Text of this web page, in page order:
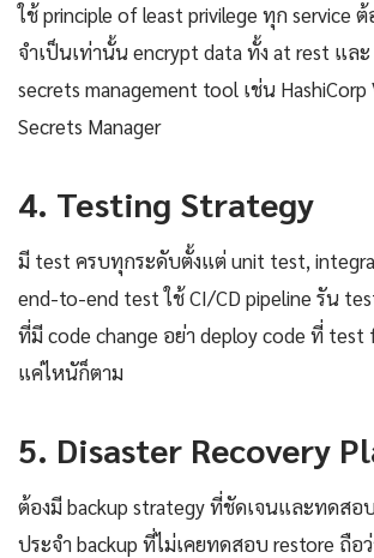
ใช้ principle of least privilege ทุก service
จำเป็นเท่านั้น encrypt data ทั้ง at rest แล
secrets management tool เช่น HashiCorp
Secrets Manager
4. Testing Strategy
มี test ครบทุกระดับตั้งแต่ unit test,
end-to-end test ใช้ CI/CD pipeline รัน
ที่มี code change อย่า deploy code ที่ test
แค่ไหนัก็ตาม
5. Disaster Recovery
ต้องมี backup strategy ที่ชัดเจนและทดสอ
ประจำ backup ที่ไม่เคยทดสอบ restore ถือ